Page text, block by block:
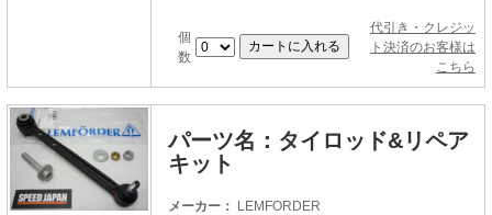
個
数
代引き・クレジッ
ト決済のお客様は
こちら
パーツ名：タイロッド&リペア
キット
メーカー： LEMFORDER